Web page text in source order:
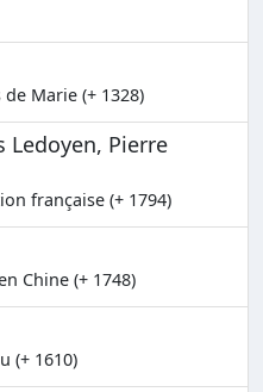
Marie (+ 1328)
Ledoyen, Pierre
française (+ 1794)
Chine (+ 1748)
(+ 1610)